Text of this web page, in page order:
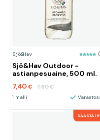
Sjö&Hav
Sjö&Hav Outdoor -
astianpesuaine, 500 ml.
7,40€ 7,80€
1 malli
SÄÄSTÄ